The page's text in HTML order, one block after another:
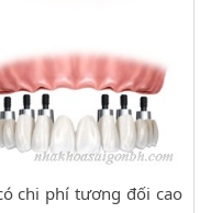
chi phí tương đối cao